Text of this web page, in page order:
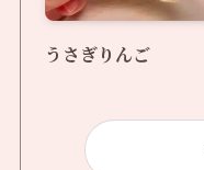
うさぎりんご